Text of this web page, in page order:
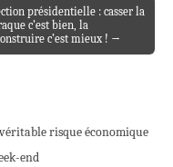
présidentielle : casser la
c’est bien, la
c’est mieux ! →
risque économique
end